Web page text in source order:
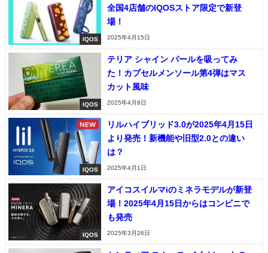
IQOS
全国4店舗のIQOSストア限定で新登
場！
2025年4月15日
IQOS
テリア シャイン パールを吸ってみ
た！カプセルメンソール第4弾はマス
カット風味
2025年4月8日
IQOS
リルハイブリッド3.0が2025年4月15日
より発売！新機能や旧型2.0との違い
は？
2025年4月1日
IQOS
アイコスイルマiのミネラモデルが新登
場！2025年4月15日からはコンビニで
も発売
2025年3月26日